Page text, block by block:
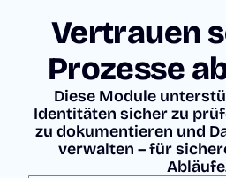
Vertrauen
Prozesse
Diese Module
Identitäten sicher zu
zu dokumentieren und
verwalten – für